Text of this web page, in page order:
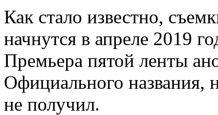
Как стало известно,
начнутся в апреле 2019
Премьера пятой ленты
Официального
не получил.